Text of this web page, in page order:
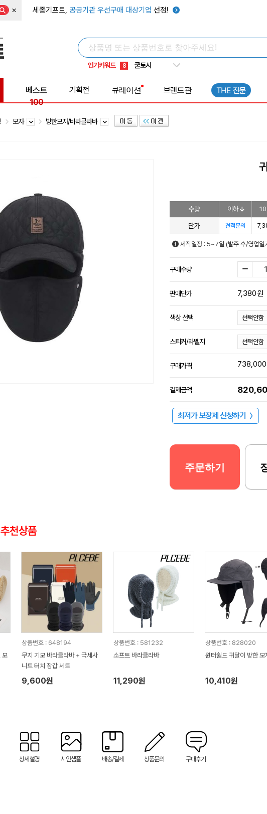
× 세종기프트, 공공기관 우선구매 대상기업 선정!
인기키워드
5 키캡
8 쿨토시
9 넥쿨러
1 선풍기
베스트
100
기획전 큐레이션 브랜드관 THE 전문
모자 방한모자/바라클라바
수량 이하
단가 견적문의
제작일정 : 5~7일 (발주 후/영업일
구매수량
판매단가 7,380원
색상 선택
스티커/라벨지
구매가격 738,000
결제금액
최저가 보장제 신청하기 〉
주문하기
추천상품
모
상품번호 : 648194
무지 기모 바라클라바 + 극세사
니트 터치 장갑 세트
9,600원
상품번호 : 581232
소프트 바라클라바
11,290원
상품번호 : 828020
윈터쉴드 귀달이 방한 모
10,410원
상세설명 시안샘플 배송/결제 상품문의 구매후기